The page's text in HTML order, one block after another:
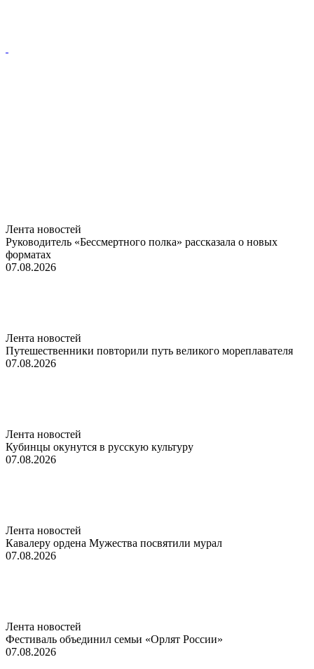
Лента новостей
Руководитель «Бессмертного полка» рассказала о новых
форматах
07.08.2026
Лента новостей
Путешественники повторили путь великого мореплавателя
07.08.2026
Лента новостей
Кубинцы окунутся в русскую культуру
07.08.2026
Лента новостей
Кавалеру ордена Мужества посвятили мурал
07.08.2026
Лента новостей
Фестиваль объединил семьи «Орлят России»
07.08.2026